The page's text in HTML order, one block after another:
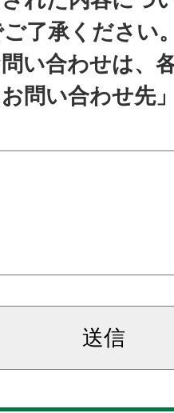
了承ください
い合わせは、
問い合わせ先